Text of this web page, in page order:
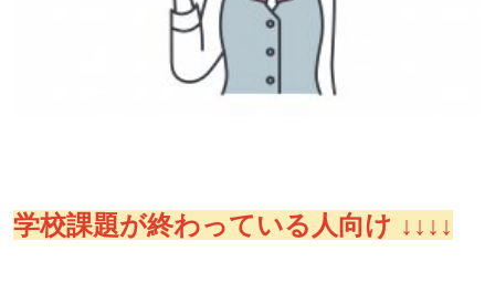
学校課題が終わっている人向け ↓↓↓↓